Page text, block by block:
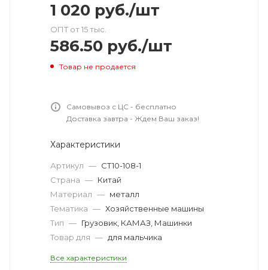
1 020 руб./шт
ОПТ от 15 тыс.
586.50 руб./шт
Товар не продается
Самовывоз с ЦС - бесплатно
Доставка завтра - Ждем Ваш заказ!
Характеристики
Артикул — CT10-108-1
Страна — Китай
Материал — металл
Тематика — Хозяйственные машины
Тип — Грузовик, КАМАЗ, Машинки
Товар для — для мальчика
Все характеристики